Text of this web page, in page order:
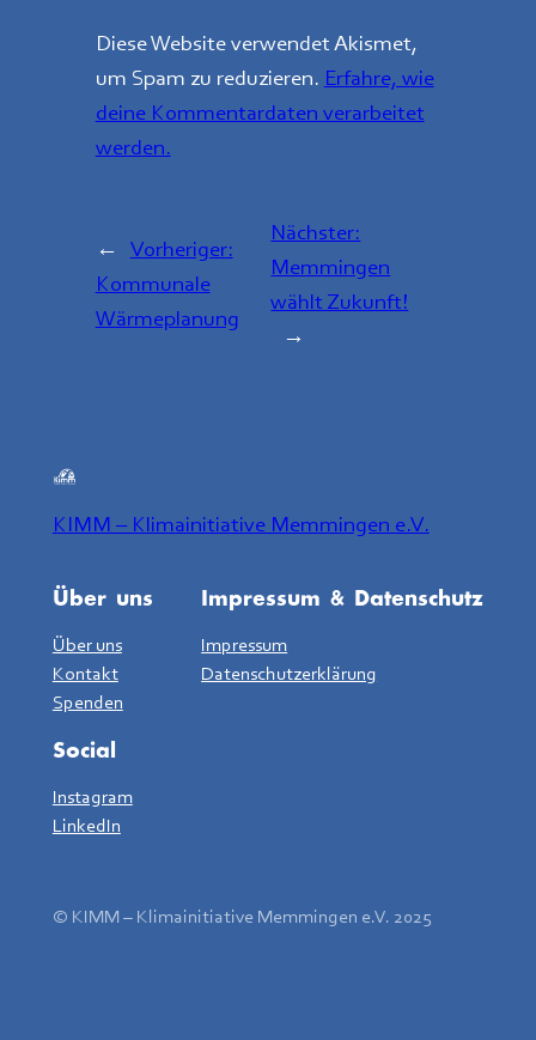
Diese Website verwendet Akismet,
um Spam zu reduzieren. Erfahre, wie
deine Kommentardaten verarbeitet
werden.
←
Vorheriger:
Kommunale
Wärmeplanung
Nächster:
Memmingen
wählt Zukunft!
→
KIMM – Klimainitiative Memmingen e.V.
Über uns
Über uns
Kontakt
Spenden
Impressum & Datenschutz
Impressum
Datenschutzerklärung
Social
Instagram
LinkedIn
© KIMM – Klimainitiative Memmingen e.V. 2025